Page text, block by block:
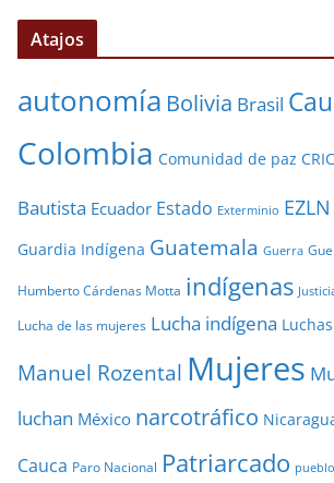
Atajos
autonomía Bolivia Brasil
Colombia Comunidad de paz CRIC
Bautista Ecuador Estado Exterminio EZLN
Guardia Indígena Guatemala Guerra
Humberto Cárdenas Motta indígenas
Lucha de las mujeres Lucha indígena Luchas
Manuel Rozental Mujeres
luchan México narcotráfico
Cauca Paro Nacional Patriarcado